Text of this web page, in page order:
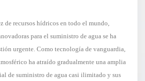
de recursos hídricos en todo el mundo,
para el suministro de agua se ha
urgente. Como tecnología de vanguardia,
ha atraído gradualmente una amplia
de suministro de agua casi ilimitado y sus